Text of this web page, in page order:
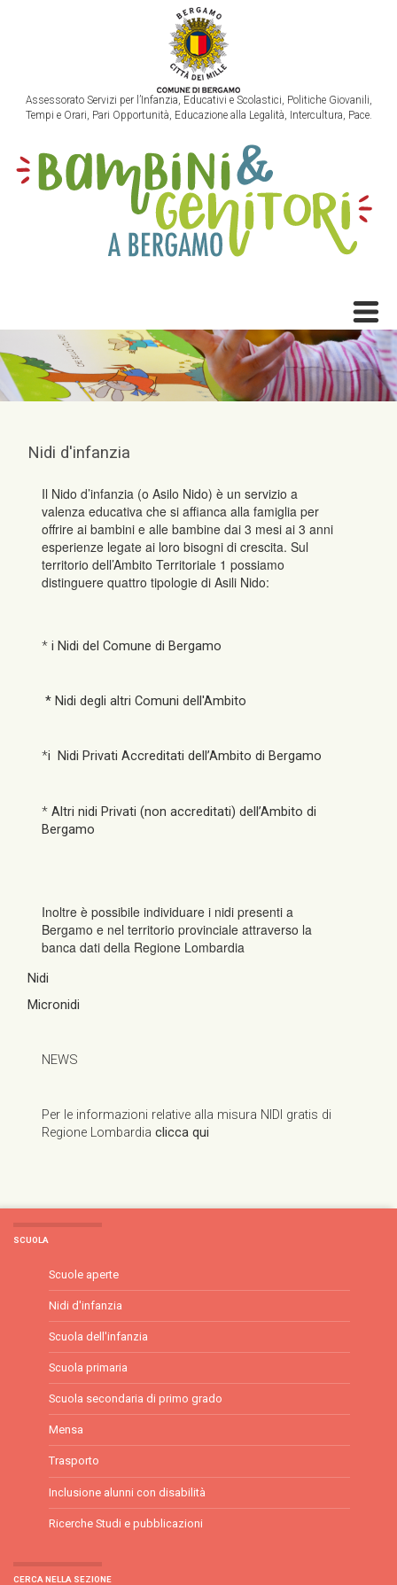
Assessorato Servizi per l’Infanzia, Educativi e Scolastici, Politiche Giovanili,
Tempi e Orari, Pari Opportunità, Educazione alla Legalità, Intercultura, Pace.
Nidi d'infanzia
Il Nido d’infanzia (o Asilo Nido) è un servizio a
valenza educativa che si affianca alla famiglia per
offrire ai bambini e alle bambine dai 3 mesi ai 3 anni
esperienze legate ai loro bisogni di crescita. Sul
territorio dell’Ambito Territoriale 1 possiamo
distinguere quattro tipologie di Asili Nido:
*i Nidi del Comune di Bergamo
* Nidi degli altri Comuni dell'Ambito
*i Nidi Privati Accreditati dell’Ambito di Bergamo
*Altri nidi Privati (non accreditati) dell’Ambito di
Bergamo
Inoltre è possibile individuare i nidi presenti a
Bergamo e nel territorio provinciale attraverso la
banca dati della Regione Lombardia
Nidi
Micronidi
NEWS
Per le informazioni relative alla misura NIDI gratis di
Regione Lombardia clicca qui
SCUOLA
Scuole aperte
Nidi d'infanzia
Scuola dell'infanzia
Scuola primaria
Scuola secondaria di primo grado
Mensa
Trasporto
Inclusione alunni con disabilità
Ricerche Studi e pubblicazioni
CERCA NELLA SEZIONE